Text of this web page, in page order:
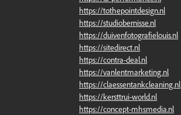
https://tothepointdesign.nl
https://studiobernisse.nl
https://duivenfotografielouis.nl
https://sitedirect.nl
https://contra-deal.nl
https://vanlentmarketing.nl
https://claessentankcleaning.nl
https://kersttrui-world.nl
https://concept-mhsmedia.nl